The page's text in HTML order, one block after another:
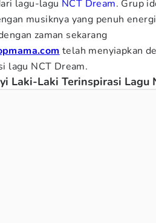
lagu-lagu NCT Dream. Grup
musiknya yang penuh
zaman sekarang
telah menyiapkan
lagu NCT Dream.
Laki-Laki Terinspirasi Lagu